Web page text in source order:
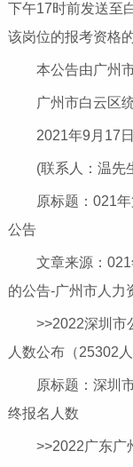
下午17时前发送
该岗位的报考资格
本公告由广州
广州市白云区
2021年9月17日
(联系人：温
原标题：021
公告
文章来源：
的公告-广州市人力
>>2022深圳市
人数公布（25302
原标题：深圳
终报名人数
>>2022广东广